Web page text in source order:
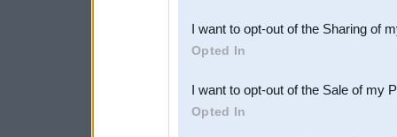
Downstream Participants
third parties.
I want to opt-out of the Sharing of
Opted In
I want to opt-out of the Sale of my
Opted In